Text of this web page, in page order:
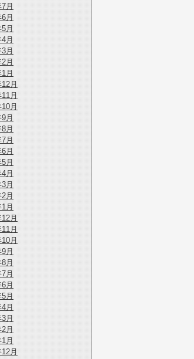
月
月
月
月
月
月
月
月
月
月
月
月
月
月
月
月
月
月
月
月
月
月
月
月
月
月
月
月
月
月
月
月